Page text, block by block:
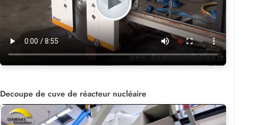
Decoupe de cuve de réacteur nucléaire